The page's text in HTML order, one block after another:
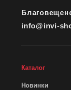
info@invi-
Каталог
Новинки